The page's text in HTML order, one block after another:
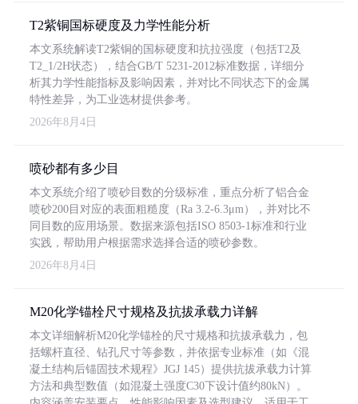
T2紫铜国标硬度及力学性能分析
本文系统解读T2紫铜的国标硬度和抗拉强度（包括T2及
T2_1/2H状态），结合GB/T 5231-2012标准数据，详细分
析其力学性能指标及影响因素，并对比不同状态下的金属
特性差异，为工业选材提供参考。
2026年8月4日
喷砂都有多少目
本文系统介绍了喷砂目数的分级标准，重点分析了铝合金
喷砂200目对应的表面粗糙度（Ra 3.2-6.3μm），并对比不
同目数的应用场景。数据来源包括ISO 8503-1标准和行业
实践，帮助用户根据需求选择合适的喷砂参数。
2026年8月4日
M20化学锚栓尺寸规格及抗拔承载力详解
本文详细解析M20化学锚栓的尺寸规格和抗拔承载力，包
括螺杆直径、钻孔尺寸等参数，并依据专业标准（如《混
凝土结构后锚固技术规程》JGJ 145）提供抗拔承载力计算
方法和典型数值（如混凝土强度C30下设计值约80kN）。